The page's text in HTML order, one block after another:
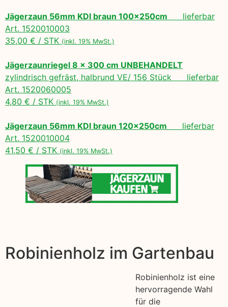
Jägerzaun 56mm KDI braun 100x250cm lieferbar
Art. 1520010003
35,00 € / STK (inkl. 19% MwSt.)
Jägerzaunriegel 8 x 300 cm UNBEHANDELT
zylindrisch gefräst, halbrund VE/ 156 Stück lieferbar
Art. 1520060005
4,80 € / STK (inkl. 19% MwSt.)
Jägerzaun 56mm KDI braun 120x250cm lieferbar
Art. 1520010004
41,50 € / STK (inkl. 19% MwSt.)
Robinienholz im Gartenbau
Robinienholz ist eine
hervorragende Wahl
für die